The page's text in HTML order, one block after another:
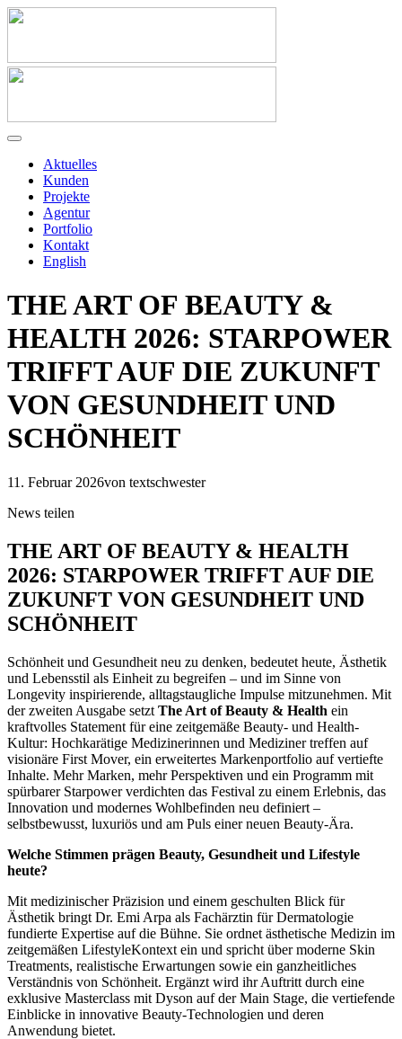
Aktuelles
Kunden
Projekte
Agentur
Portfolio
Kontakt
English
THE ART OF BEAUTY &
HEALTH 2026: STARPOWER
TRIFFT AUF DIE ZUKUNFT
VON GESUNDHEIT UND
SCHÖNHEIT
11. Februar 2026von textschwester
News teilen
THE ART OF BEAUTY & HEALTH
2026: STARPOWER TRIFFT AUF DIE
ZUKUNFT VON GESUNDHEIT UND
SCHÖNHEIT
Schönheit und Gesundheit neu zu denken, bedeutet heute, Ästhetik
und Lebensstil als Einheit zu begreifen – und im Sinne von
Longevity inspirierende, alltagstaugliche Impulse mitzunehmen. Mit
der zweiten Ausgabe setzt The Art of Beauty & Health ein
kraftvolles Statement für eine zeitgemäße Beauty- und Health-
Kultur: Hochkarätige Medizinerinnen und Mediziner treffen auf
visionäre First Mover, ein erweitertes Markenportfolio auf vertiefte
Inhalte. Mehr Marken, mehr Perspektiven und ein Programm mit
spürbarer Starpower verdichten das Festival zu einem Erlebnis, das
Innovation und modernes Wohlbefinden neu definiert –
selbstbewusst, luxuriös und am Puls einer neuen Beauty-Ära.
Welche Stimmen prägen Beauty, Gesundheit und Lifestyle
heute?
Mit medizinischer Präzision und einem geschulten Blick für
Ästhetik bringt Dr. Emi Arpa als Fachärztin für Dermatologie
fundierte Expertise auf die Bühne. Sie ordnet ästhetische Medizin im
zeitgemäßen LifestyleKontext ein und spricht über moderne Skin
Treatments, realistische Erwartungen sowie ein ganzheitliches
Verständnis von Schönheit. Ergänzt wird ihr Auftritt durch eine
exklusive Masterclass mit Dyson auf der Main Stage, die vertiefende
Einblicke in innovative Beauty-Technologien und deren
Anwendung bietet.